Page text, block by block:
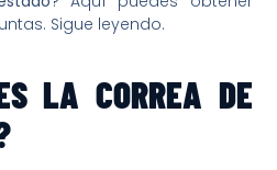
Sigue leyendo.
LA CORREA DE